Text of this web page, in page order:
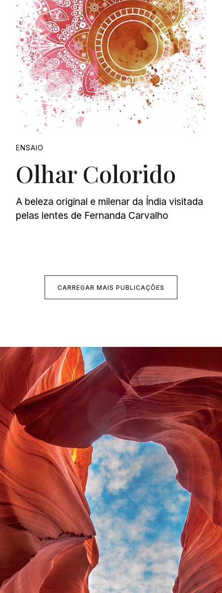
ENSAIO
Olhar Colorido
A beleza original e milenar da Índia visitada
pelas lentes de Fernanda Carvalho
CARREGAR MAIS PUBLICAÇÕES